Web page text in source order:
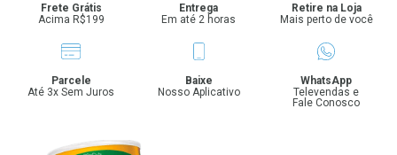
Frete Grátis
Acima R$199
Entrega
Em até 2 horas
Retire na Loja
Mais perto de você
Parcele
Até 3x Sem Juros
Baixe
Nosso Aplicativo
WhatsApp
Televendas e
Fale Conosco